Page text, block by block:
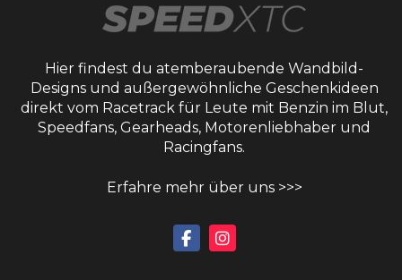
Hier findest du atemberaubende Wandbild-
Designs und außergewöhnliche Geschenkideen
direkt vom Racetrack für Leute mit Benzin im Blut,
Speedfans, Gearheads, Motorenliebhaber und
Racingfans.
Erfahre mehr über uns >>>